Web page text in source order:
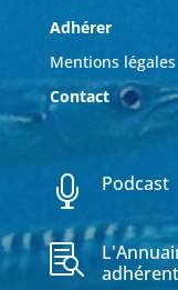
Adhérer
Mentions légales
Contact
 Podcast
